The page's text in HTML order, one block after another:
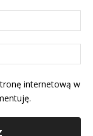
internetową w